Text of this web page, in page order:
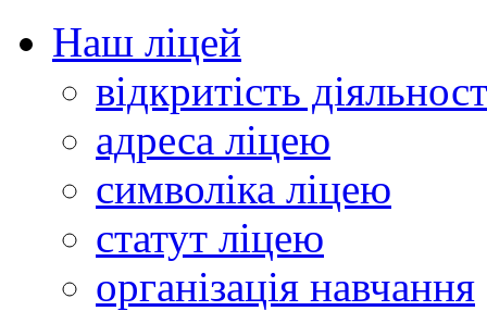
Наш ліцей
відкритість
адреса ліцею
символіка ліцею
статут ліцею
організація навчання